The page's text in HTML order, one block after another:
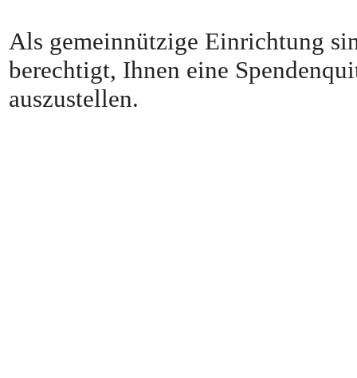
Als gemeinnützige Einrichtung
berechtigt, Ihnen eine
auszustellen.